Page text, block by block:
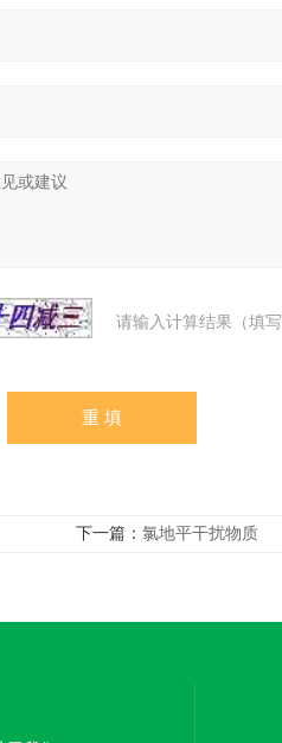
请输入计算结果（填
下一篇： 氯地平干扰物质